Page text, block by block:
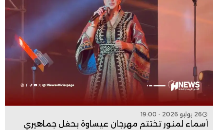
26 يوليو 2026 - 19:00
أسماء لمنور تختتم مهرجان عيساوة بحفل جماهيري